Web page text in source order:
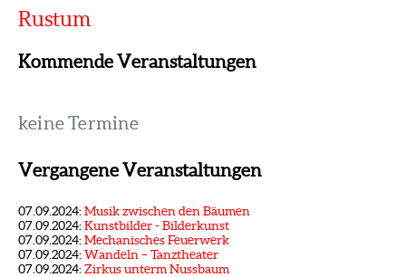
Rustum
Kommende Veranstaltungen
keine Termine
Vergangene Veranstaltungen
07.09.2024:Musik zwischen den Bäumen
07.09.2024:Kunstbilder - Bilderkunst
07.09.2024:Mechanisches Feuerwerk
07.09.2024:Wandeln – Tanztheater
07.09.2024:Zirkus unterm Nussbaum